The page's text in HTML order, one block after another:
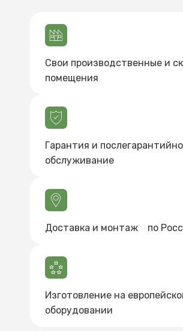
Свои производственные и
помещения
Гарантия и
обслуживание
Доставка и монтаж по
Изготовление на
оборудовании